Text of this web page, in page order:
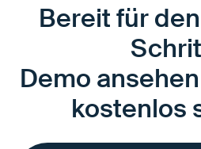
Bereit für
Demo
kostenlos